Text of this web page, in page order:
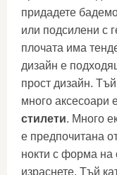
придадете
или подсилени с
плочата има
дизайн е
прост дизайн.
много аксесоари
стилети. Много
е предпочитана
нокти с форма на
израснете. Тъй